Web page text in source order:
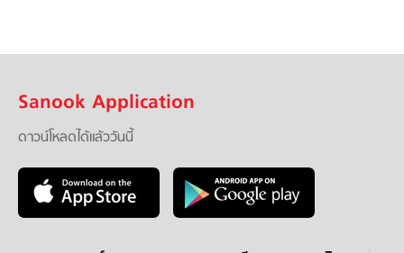
Sanook Application
ดาวน์โหลดได้แล้ววันนี้